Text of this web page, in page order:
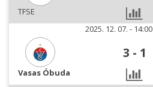
TFSE
2025. 12. 07. - 14:00
3 - 1
Vasas Óbuda